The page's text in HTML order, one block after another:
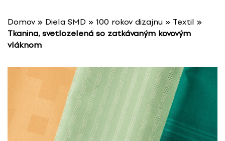
Domov » Diela SMD » 100 rokov dizajnu » Textil »
Tkanina, svetlozelená so zatkávaným kovovým
vláknom